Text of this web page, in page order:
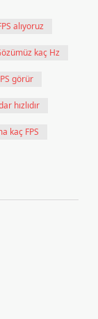
alıyoruz
kaç Hz
görür
hızlıdır
kaç FPS